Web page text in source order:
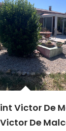
Victor De
De